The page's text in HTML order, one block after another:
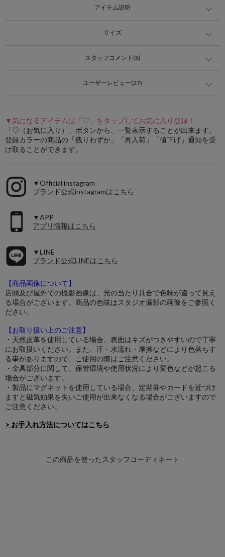
アイテム説明
サイズ
スタッフコメント(8)
ユーザーレビュー(27)
▼気になるアイテムは「♡」をタップしてお気に入り登録！
「♡（お気に入り）」ボタンから、一覧表示することが出来ます。
登録カラーの商品の「残りわずか」「再入荷」「値下げ」通知を受
け取ることができます。
▼Official instagram
ブランド公式instagramはこちら
▼APP
アプリ情報はこちら
▼LINE
ブランド公式LINEはこちら
【商品画像について】
店頭及び屋外での撮影画像は、光の当たり具合で色味が違って見え
る場合がございます。商品の色味はスタジオ撮影の画像をご参照く
ださい。
【お取り扱い上のご注意】
・天然皮革を使用している場合、表面はキズがつきやすいので丁寧
にお取扱いください。また、汗・水濡れ・摩擦などにより色落ちす
る事がありますので、ご使用の際はご注意ください。
・金具部分に関して、保管環境や使用状況により変色などが起こる
場合がございます。
・製品にマグネットを使用している場合、定期券やカードを近づけ
ますと磁気効果を失いご使用が出来なくなる場合がございますので
ご注意ください。
> お手入れ方法についてはこちら